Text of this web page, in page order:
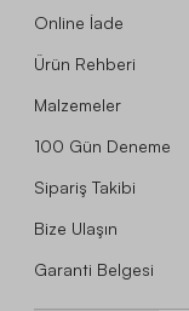
Online İade
Ürün Rehberi
Malzemeler
100 Gün Deneme
Sipariş Takibi
Bize Ulaşın
Garanti Belgesi